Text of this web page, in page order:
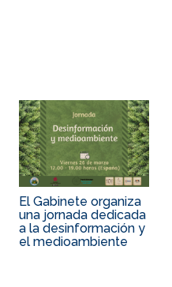
El Gabinete organiza
una jornada dedicada
a la desinformación y
el medioambiente